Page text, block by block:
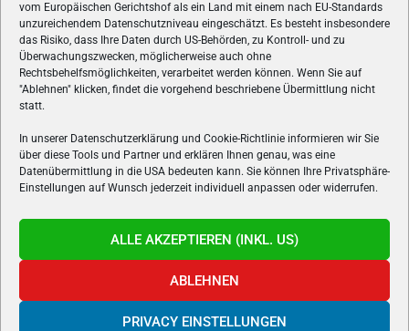
vom Europäischen Gerichtshof als ein Land mit einem nach EU-Standards
unzureichendem Datenschutzniveau eingeschätzt. Es besteht insbesondere
das Risiko, dass Ihre Daten durch US-Behörden, zu Kontroll- und zu
Überwachungszwecken, möglicherweise auch ohne
Rechtsbehelfsmöglichkeiten, verarbeitet werden können. Wenn Sie auf
"Ablehnen" klicken, findet die vorgehend beschriebene Übermittlung nicht
statt.
In unserer Datenschutzerklärung und Cookie-Richtlinie informieren wir Sie
über diese Tools und Partner und erklären Ihnen genau, was eine
Datenübermittlung in die USA bedeuten kann. Sie können Ihre Privatsphäre-
Einstellungen auf Wunsch jederzeit individuell anpassen oder widerrufen.
ALLE AKZEPTIEREN (INKL. US)
ABLEHNEN
PRIVACY EINSTELLUNGEN
VON GAMERN, FÜR GAMER! Gamers.at ist das älteste Online-
Spielemagazin Österreichs und bringt täglich aktuelle News,
Reviews und Videos zu PC- und Konsolenspielen, Gaming-
Hardware und aus der Welt des e-Sport's.
FOLGE UNS